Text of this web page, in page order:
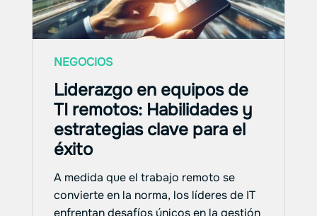
NEGOCIOS
Liderazgo en equipos de
TI remotos: Habilidades y
estrategias clave para el
éxito
A medida que el trabajo remoto se
convierte en la norma, los líderes de IT
enfrentan desafíos únicos en la gestión